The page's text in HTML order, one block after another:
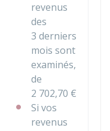
revenus
des
3 derniers
mois sont
examinés,
de
2 702,70 €
Si vos
revenus